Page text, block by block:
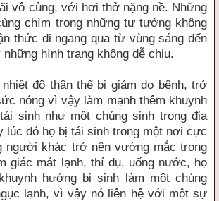
vô cùng, với hơi thở nặng nề. Những
chìm trong những tư tưởng không
thức đi ngang qua từ vùng sáng đến
hình trạng không dễ chịu.
độ thân thể bị giảm do bệnh, trở
nóng vì vậy làm mạnh thêm khuynh
sinh như một chúng sinh trong địa
lúc đó họ bị tái sinh trong một nơi cực
người khác trở nên vướng mắc trong
giác mát lạnh, thí dụ, uống nước, họ
hướng bị sinh làm một chúng
lạnh, vì vậy nó liên hệ với một sự